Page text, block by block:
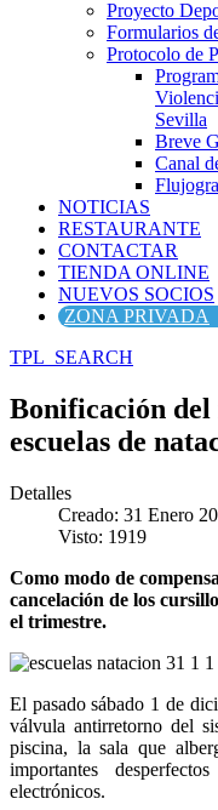
Proyecto
Formularios
Protocolo de
Sevilla
Breve
Canal
NOTICIAS
RESTAURANTE
CONTACTAR
TIENDA ONLINE
NUEVOS SOCIOS
ZONA PRIVADA
TPL_SEARCH
Bonificación del
escuelas de
Detalles
Creado: 31 Enero
Visto: 1919
Como modo de
cancelación de los
el trimestre.
El pasado sábado 1 de
válvula antirretorno del
piscina, la sala que
importantes
electrónicos.